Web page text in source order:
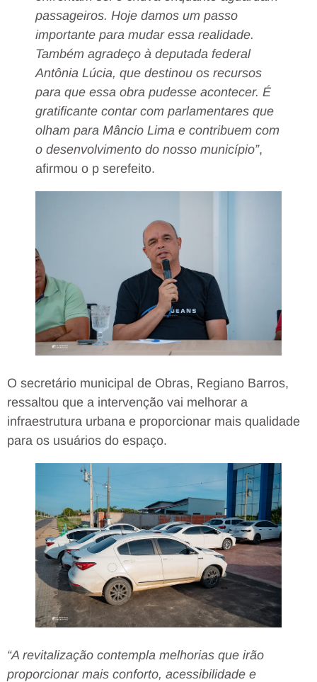
passageiros. Hoje damos um passo
importante para mudar essa realidade.
Também agradeço à deputada federal
Antônia Lúcia, que destinou os recursos
para que essa obra pudesse acontecer. É
gratificante contar com parlamentares que
olham para Mâncio Lima e contribuem com
o desenvolvimento do nosso município”,
afirmou o p serefeito.
O secretário municipal de Obras, Regiano Barros,
ressaltou que a intervenção vai melhorar a
infraestrutura urbana e proporcionar mais qualidade
para os usuários do espaço.
“A revitalização contempla melhorias que irão
proporcionar mais conforto, acessibilidade e